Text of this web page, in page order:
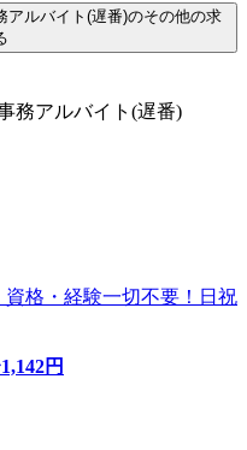
アルバイト(遅番)のその他の求
務アルバイト(遅番)
資格・経験一切不要！日祝
1,142円